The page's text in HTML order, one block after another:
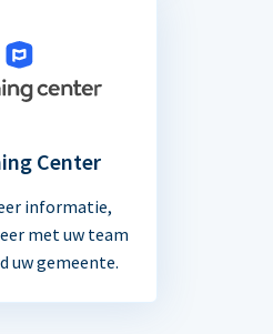
Center
informatie,
met uw team
uw gemeente.